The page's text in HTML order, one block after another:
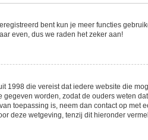
bent kun je meer functies
even, dus we raden het zeker aan!
1998 die vereist dat iedere website die
worden, zodat de ouders weten
toepassing is, neem dan contact op met
deze wetgeving, tenzij dit hieronder